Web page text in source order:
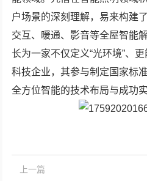
户场景的深刻理解，易来构建
交互、暖通、影音等全屋智能
长为一家不仅定义“光环境”、
科技企业，其参与制定国家标
全方位智能的技术布局与成功实
上一篇